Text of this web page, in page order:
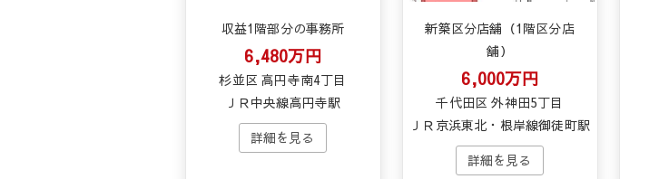
収益1階部分の事務所
6,480万円
杉並区 高円寺南4丁目
ＪＲ中央線高円寺駅
新築区分店舗（1階区分店
舗）
6,000万円
千代田区 外神田5丁目
ＪＲ京浜東北・根岸線御徒町駅